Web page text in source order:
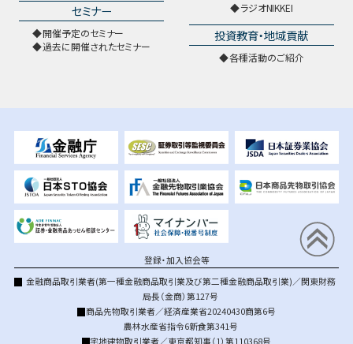
セミナー
開催予定のセミナー
過去に開催されたセミナー
ラジオNIKKEI
投資教育・地域貢献
各種活動のご紹介
登録・加入協会等
金融商品取引業者(第一種金融商品取引業及び第二種金融商品取引業)／関東財務
局長（金商）第127号
商品先物取引業者／経済産業省20240430商第6号
農林水産省指令6新食第341号
宅地建物取引業者／東京都知事（1）第110368号